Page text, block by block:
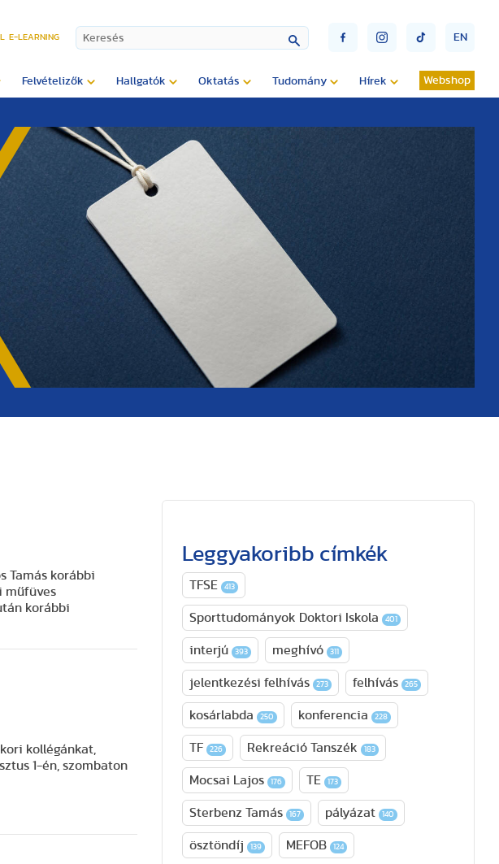
E-LEARNING EN
Felvételizők Hallgatók Oktatás Tudomány Hírek Webshop
Tamás korábbi
műfüves
korábbi
kollégánkat,
1-én, szombaton
Leggyakoribb címkék
TFSE 413
Sporttudományok Doktori Iskola 401
interjú 393 meghívó 311
jelentkezési felhívás 273 felhívás 265
kosárlabda 250 konferencia 228
TF 226 Rekreáció Tanszék 183
Mocsai Lajos 176 TE 173
Sterbenz Tamás 167 pályázat 140
ösztöndíj 139 MEFOB 124